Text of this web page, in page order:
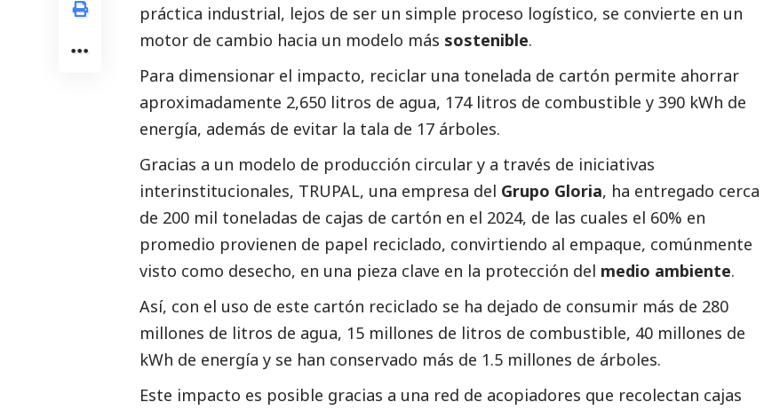
práctica industrial, lejos de ser un simple proceso logístico, se convierte en un
motor de cambio hacia un modelo más sostenible.
Para dimensionar el impacto, reciclar una tonelada de cartón permite ahorrar
aproximadamente 2,650 litros de agua, 174 litros de combustible y 390 kWh de
energía, además de evitar la tala de 17 árboles.
Gracias a un modelo de producción circular y a través de iniciativas
interinstitucionales, TRUPAL, una empresa del Grupo Gloria, ha entregado cerca
de 200 mil toneladas de cajas de cartón en el 2024, de las cuales el 60% en
promedio provienen de papel reciclado, convirtiendo al empaque, comúnmente
visto como desecho, en una pieza clave en la protección del medio ambiente.
Así, con el uso de este cartón reciclado se ha dejado de consumir más de 280
millones de litros de agua, 15 millones de litros de combustible, 40 millones de
kWh de energía y se han conservado más de 1.5 millones de árboles.
Este impacto es posible gracias a una red de acopiadores que recolectan cajas